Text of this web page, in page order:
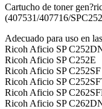
Cartucho de toner
(407531/407716/
Adecuado para uso en
Ricoh Aficio SP
Ricoh Aficio SP C252E
Ricoh Aficio SP C252SF
Ricoh Aficio SP
Ricoh Aficio SP
Ricoh Aficio SP